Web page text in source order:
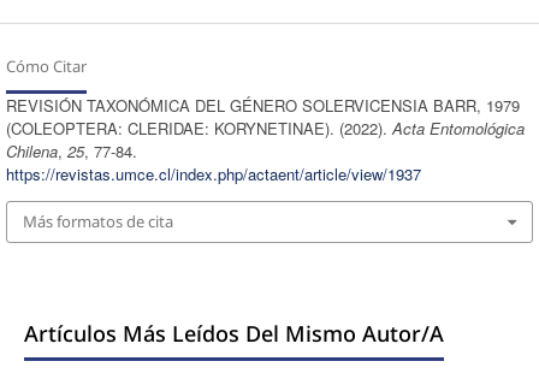
Cómo Citar
REVISIÓN TAXONÓMICA DEL GÉNERO SOLERVICENSIA BARR, 1979
(COLEOPTERA: CLERIDAE: KORYNETINAE). (2022).Acta Entomológica
Chilena, 25, 77-84.
https://revistas.umce.cl/index.php/actaent/article/view/1937
Más formatos de cita
Artículos Más Leídos Del Mismo Autor/a